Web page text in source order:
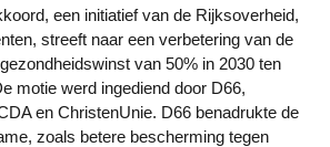
streeft naar een verbetering van de
van 50% in 2030 ten
motie werd ingediend door D66,
en ChristenUnie. D66 benadrukte de
zoals betere bescherming tegen